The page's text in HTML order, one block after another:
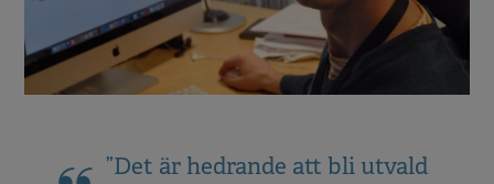
”Det är hedrande att bli utvald